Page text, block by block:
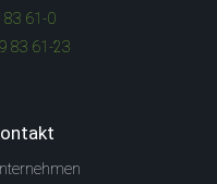
83 61-0
83 61-23